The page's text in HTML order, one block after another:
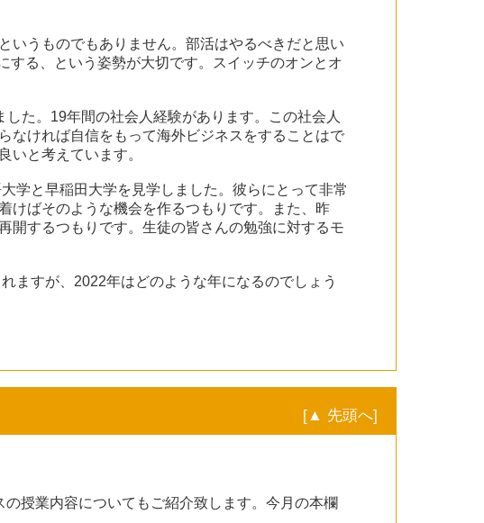
いうものでもありません。部活はやるべきだと思い
する、という姿勢が大切です。スイッチのオンとオ
た。19年間の社会人経験があります。この社会人
なければ自信をもって海外ビジネスをすることはで
いと考えています。
学と早稲田大学を見学しました。彼らにとって非常
けばそのような機会を作るつもりです。また、昨
開するつもりです。生徒の皆さんの勉強に対するモ
ますが、2022年はどのような年になるのでしょう
[▲ 先頭へ]
授業内容についてもご紹介致します。今月の本欄